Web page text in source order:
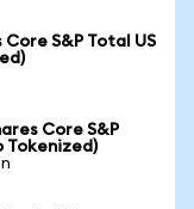
S&P Total US
Core S&P
Tokenized)